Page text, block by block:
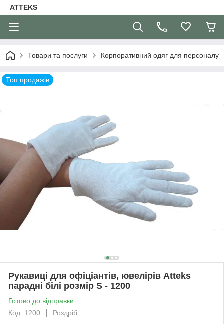
ATTEKS
Товари та послуги Корпоративний одяг для персоналу
Топ продажів
Рукавиці для офіціантів, ювелірів Atteks
парадні білі розмір S - 1200
Готово до відправки
Код: 1200
Роздріб